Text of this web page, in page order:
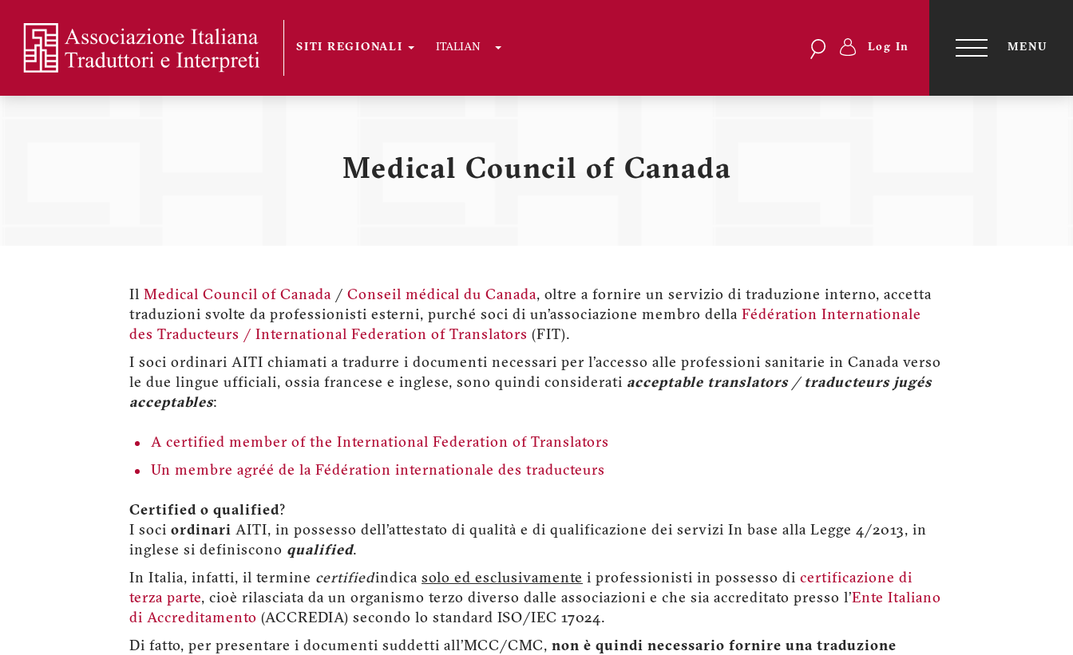
contenuto
principale
Sezioni
SITI REGIONALI ITALIAN Toggle Dropdown Search
SearchMenu
utente
Log In
TOGGLE
MENU
Medical Council of Canada
Il Medical Council of Canada / Conseil médical du Canada, oltre a fornire un servizio di traduzione interno, accetta
traduzioni svolte da professionisti esterni, purché soci di un’associazione membro della Fédération Internationale
des Traducteurs / International Federation of Translators (FIT).
I soci ordinari AITI chiamati a tradurre i documenti necessari per l’accesso alle professioni sanitarie in Canada verso
le due lingue ufficiali, ossia francese e inglese, sono quindi considerati acceptable translators / traducteurs jugés
acceptables:
A certified member of the International Federation of Translators
Un membre agréé de la Fédération internationale des traducteurs
Certified o qualified?
I soci ordinari AITI, in possesso dell’attestato di qualità e di qualificazione dei servizi In base alla Legge 4/2013, in
inglese si definiscono qualified.
In Italia, infatti, il termine certifiedindica solo ed esclusivamente i professionisti in possesso di certificazione di
terza parte, cioè rilasciata da un organismo terzo diverso dalle associazioni e che sia accreditato presso l’Ente Italiano
di Accreditamento (ACCREDIA) secondo lo standard ISO/IEC 17024.
Di fatto, per presentare i documenti suddetti all’MCC/CMC, non è quindi necessario fornire una traduzione